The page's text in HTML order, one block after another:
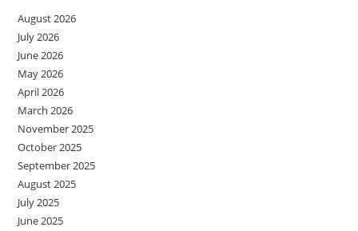
August 2026
July 2026
June 2026
May 2026
April 2026
March 2026
November 2025
October 2025
September 2025
August 2025
July 2025
June 2025